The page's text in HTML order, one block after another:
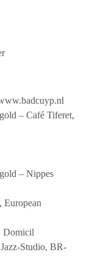
– Café Tiferet,
– Nippes
European
Domicil
Studio, BR-